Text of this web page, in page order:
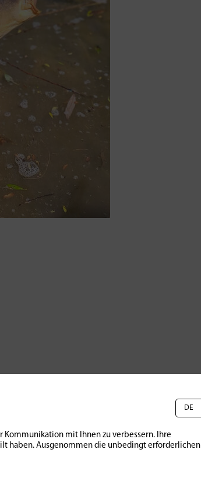
Kommunikation mit Ihnen zu verbessern. Ihre
haben. Ausgenommen die unbedingt erforderlichen